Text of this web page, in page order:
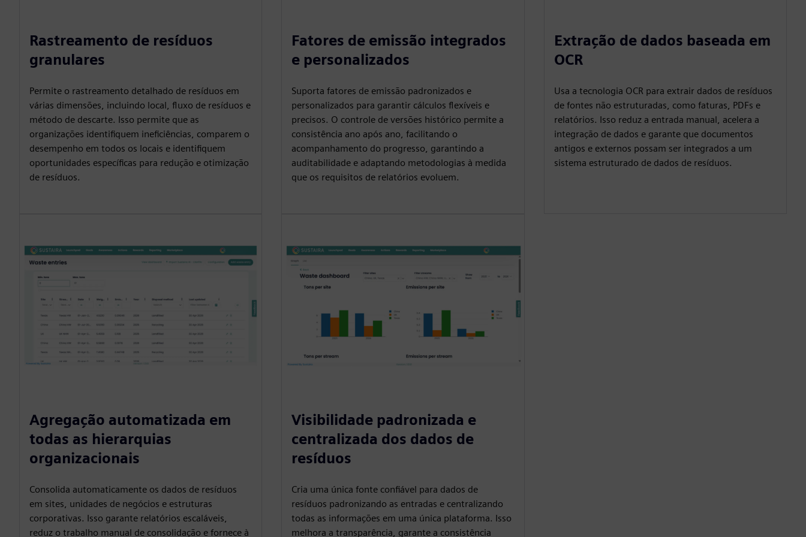
Rastreamento de resíduos
granulares
Permite o rastreamento detalhado de resíduos em
várias dimensões, incluindo local, fluxo de resíduos e
método de descarte. Isso permite que as
organizações identifiquem ineficiências, comparem o
desempenho em todos os locais e identifiquem
oportunidades específicas para redução e otimização
de resíduos.
Fatores de emissão integrados
e personalizados
Suporta fatores de emissão padronizados e
personalizados para garantir cálculos flexíveis e
precisos. O controle de versões histórico permite a
consistência ano após ano, facilitando o
acompanhamento do progresso, garantindo a
auditabilidade e adaptando metodologias à medida
que os requisitos de relatórios evoluem.
Extração de dados baseada em
OCR
Usa a tecnologia OCR para extrair dados de resíduos
de fontes não estruturadas, como faturas, PDFs e
relatórios. Isso reduz a entrada manual, acelera a
integração de dados e garante que documentos
antigos e externos possam ser integrados a um
sistema estruturado de dados de resíduos.
Agregação automatizada em
todas as hierarquias
organizacionais
Consolida automaticamente os dados de resíduos
em sites, unidades de negócios e estruturas
corporativas. Isso garante relatórios escaláveis,
reduz o trabalho manual de consolidação e fornece à
Visibilidade padronizada e
centralizada dos dados de
resíduos
Cria uma única fonte confiável para dados de
resíduos padronizando as entradas e centralizando
todas as informações em uma única plataforma. Isso
melhora a transparência, garante a consistência